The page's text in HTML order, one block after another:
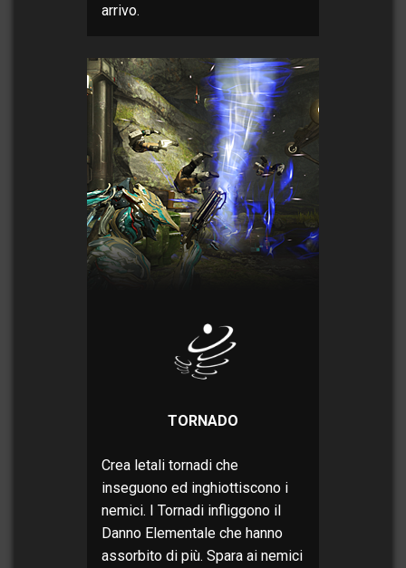
arrivo.
TORNADO
Crea letali tornadi che
inseguono ed inghiottiscono i
nemici. I Tornadi infliggono il
Danno Elementale che hanno
assorbito di più. Spara ai nemici